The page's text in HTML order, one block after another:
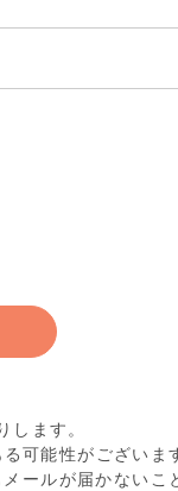
ます。
可能性がございま
ールが届かないこ